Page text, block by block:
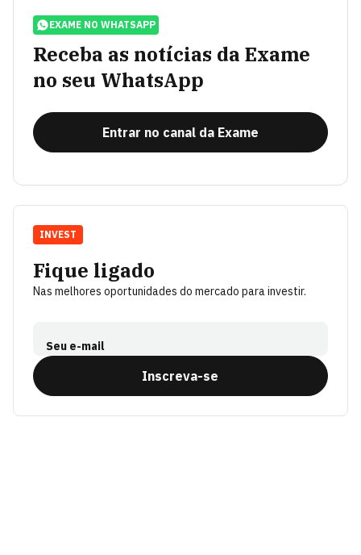
EXAME NO WHATSAPP
Receba as notícias da Exame
no seu WhatsApp
Entrar no canal da Exame
Fique ligado
Nas melhores oportunidades do mercado para investir.
Seu e-mail
Inscreva-se
INVEST